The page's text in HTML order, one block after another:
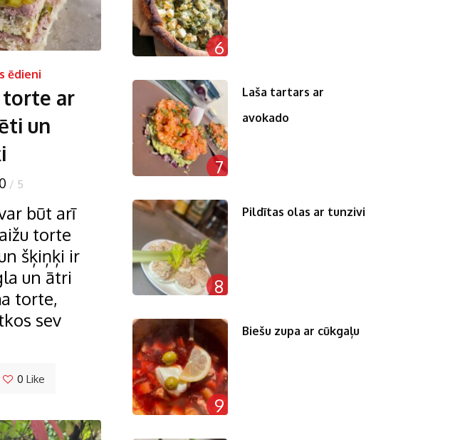
ēdieni
torte ar
un
0 / 5
būt arī
torte
šķiņķi ir
un ātri
torte,
sev
0 Like
6
7
Laša tartars ar
avokado
8
Pildītas olas ar tunzivi
9
Biešu zupa ar cūkgaļu